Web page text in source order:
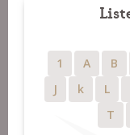
1 A B
J
k L
T